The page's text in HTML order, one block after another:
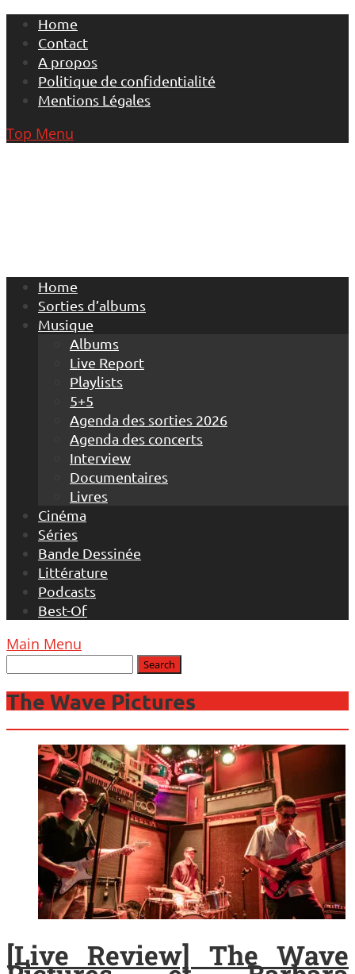
Skip
content
Home
Contact
A propos
Politique de confidentialité
Mentions Légales
Top Menu
Home
Sorties d’albums
Musique
Albums
Live Report
Playlists
5+5
Agenda des sorties 2026
Agenda des concerts
Interview
Documentaires
Livres
Cinéma
Séries
Bande Dessinée
Littérature
Podcasts
Best-Of
Main Menu
The Wave Pictures
[Live Review] The Wave